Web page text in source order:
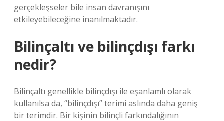
gerçekleşseler bile insan davranışını
etkileyebileceğine inanılmaktadır.
Bilinçaltı ve bilinçdışı farkı
nedir?
Bilinçaltı genellikle bilinçdışı ile eşanlamlı olarak
kullanılsa da, “bilinçdışı” terimi aslında daha geniş
bir terimdir. Bir kişinin bilinçli farkındalığının